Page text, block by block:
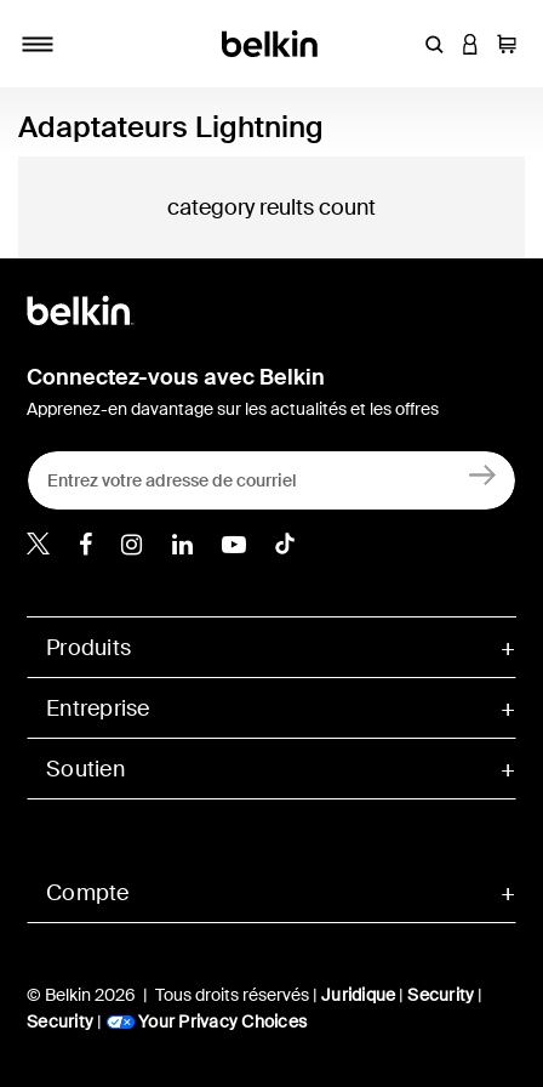
Entrez un
Adaptateurs Lightning
category reults count
Compte
Produits
Entreprise
Soutien
© Belkin 2026 | Tous droits réservés | Juridique|Security |
Security | Your Privacy Choices
Connectez-vous avec Belkin
Apprenez-en davantage sur les actualités et les offres
Belkin Twitter
Belkin Facebook
Belkin Instagram
Belkin LinkedIn
Belkin Youtube
Belkin TikTok